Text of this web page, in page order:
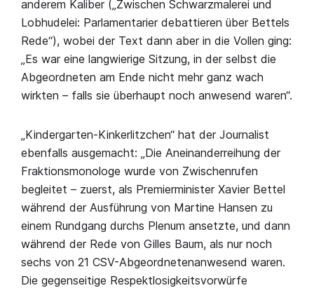
anderem Kaliber („Zwischen Schwarzmalerei und
Lobhudelei: Parlamentarier debattieren über Bettels
Rede“), wobei der Text dann aber in die Vollen ging:
„Es war eine langwierige Sitzung, in der selbst die
Abgeordneten am Ende nicht mehr ganz wach
wirkten – falls sie überhaupt noch anwesend waren“.
„Kindergarten-Kinkerlitzchen“ hat der Journalist
ebenfalls ausgemacht: „Die Aneinanderreihung der
Fraktionsmonologe wurde von Zwischenrufen
begleitet – zuerst, als Premierminister Xavier Bettel
während der Ausführung von Martine Hansen zu
einem Rundgang durchs Plenum ansetzte, und dann
während der Rede von Gilles Baum, als nur noch
sechs von 21 CSV-Abgeordnetenanwesend waren.
Die gegenseitige Respektlosigkeitsvorwürfe